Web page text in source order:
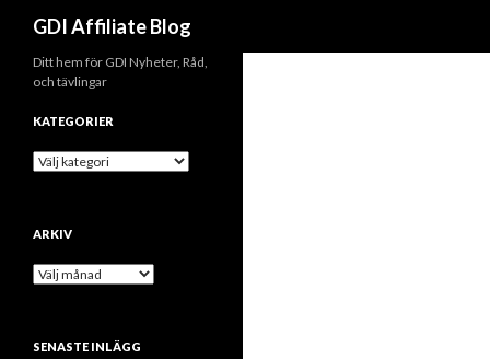
GDI Affiliate Blog
Ditt hem för GDI Nyheter, Råd,
och tävlingar
KATEGORIER
Kategorier
ARKIV
Arkiv
SENASTE INLÄGG